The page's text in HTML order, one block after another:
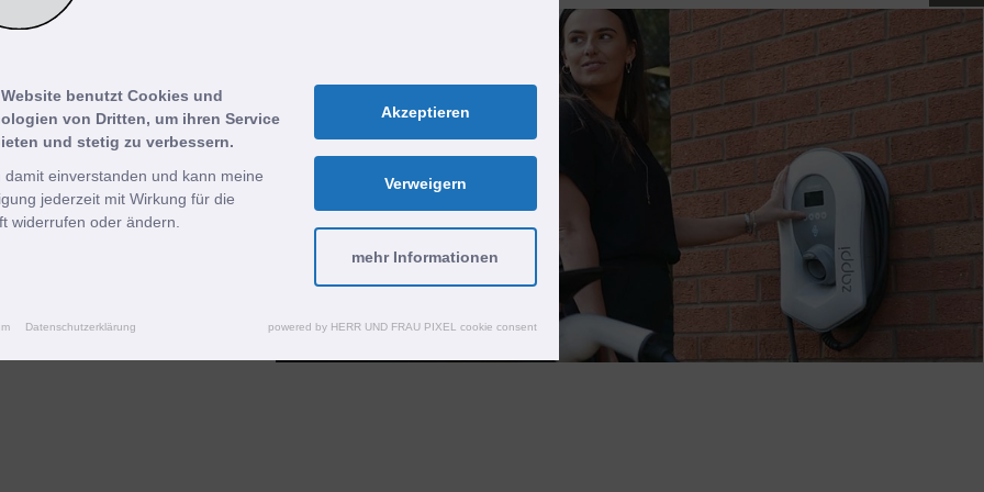
welche Ladeleistung, mit
des Herstellers
Überschüsse
sie ins öffentliche Netz
stellt dabei
sicher.
Website benutzt Cookies und
von Dritten, um ihren Service
und stetig zu verbessern.
damit einverstanden und kann meine
jederzeit mit Wirkung für die
widerrufen oder ändern.
Akzeptieren
Verweigern
mehr Informationen
Datenschutzerklärung powered by HERR UND FRAU PIXEL cookie consent